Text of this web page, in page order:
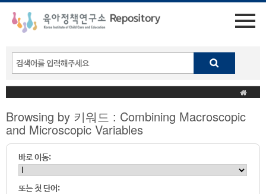
Browsing by 키워드 : Combining Macroscopic
and Microscopic Variables
바로 이동:
또는 첫 단어: